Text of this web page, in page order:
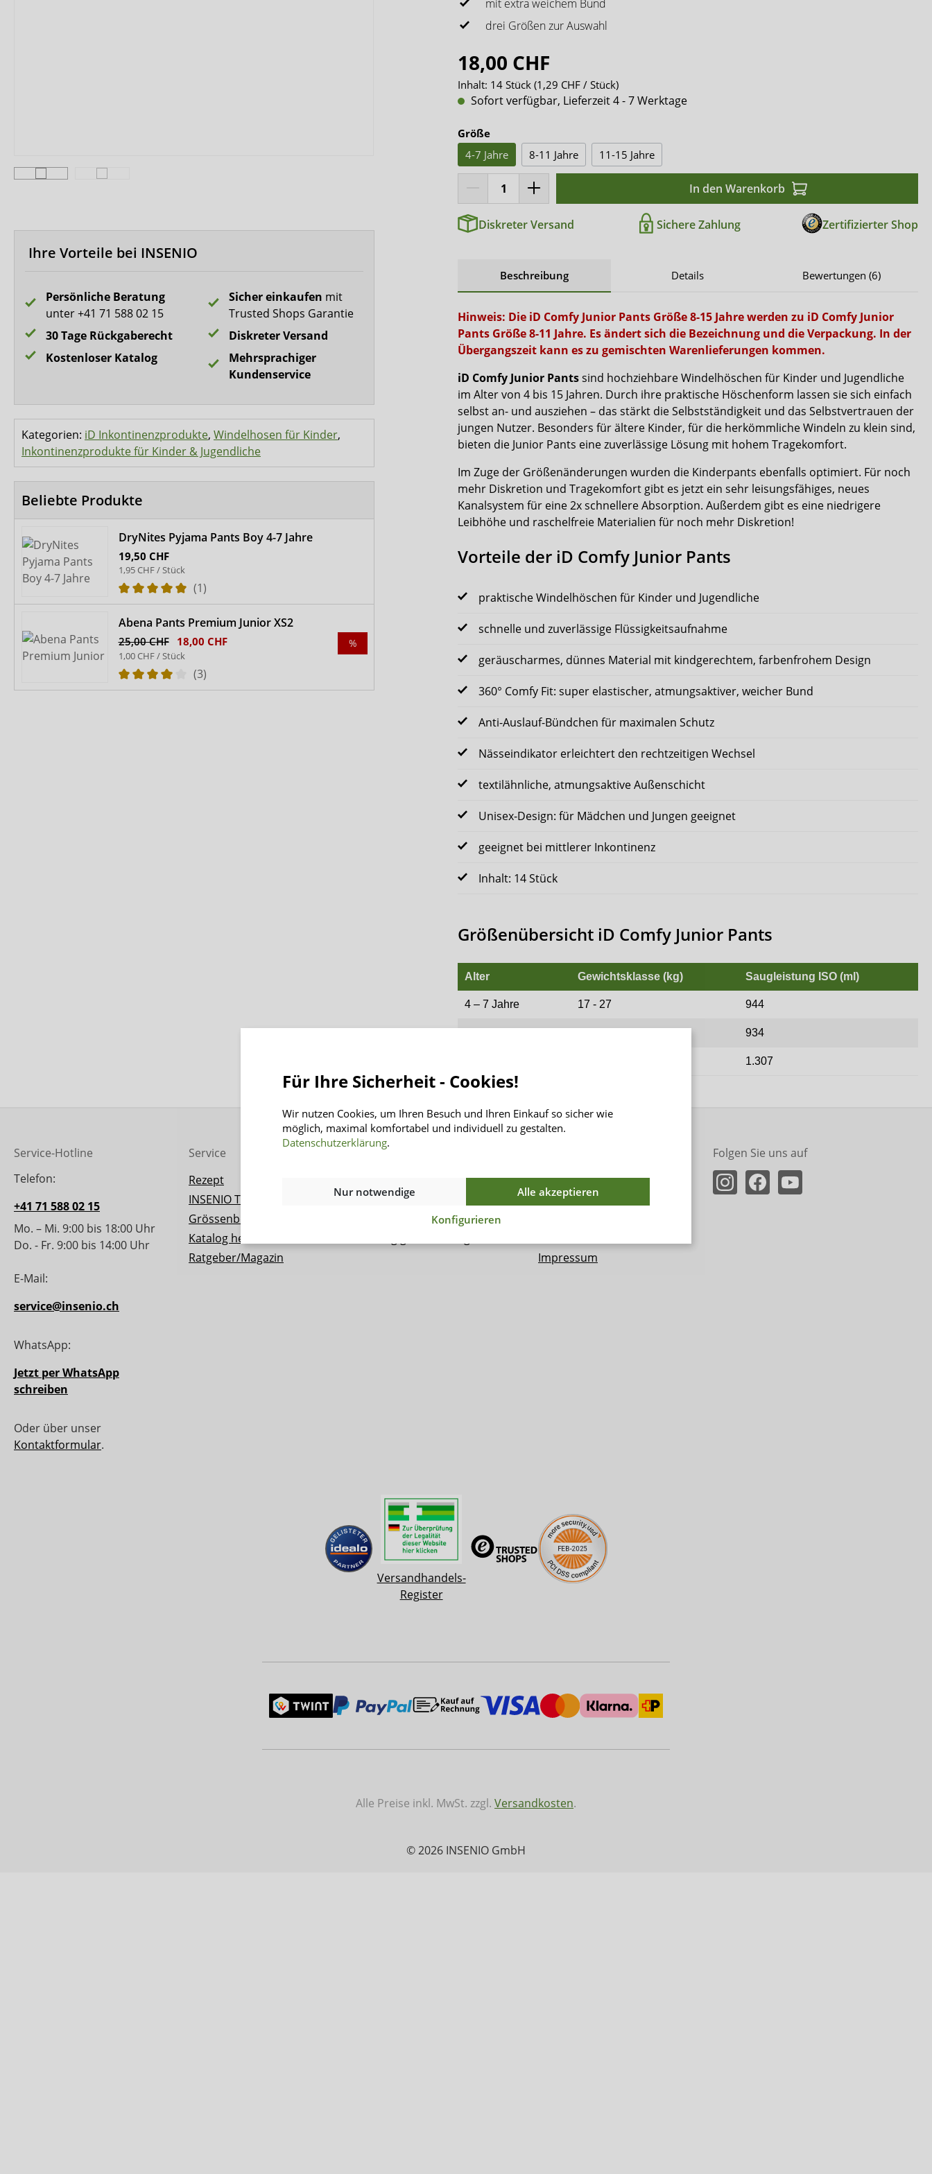
DryNites
Ihre Vorteile bei INSENIO
Persönliche Beratung
unter +41 71 588 02 15
30 Tage Rückgaberecht
Kostenloser Katalog
Sicher einkaufen mit
Trusted Shops Garantie
Diskreter Versand
Mehrsprachiger
Kundenservice
Kategorien: iD Inkontinenzprodukte, Windelhosen für Kinder,
Inkontinenzprodukte für Kinder & Jugendliche
Beliebte Produkte
DryNites Pyjama Pants Boy 4-7 Jahre
19,50 CHF
1,95 CHF / Stück
(1)
%
Abena Pants Premium Junior XS2
25,00 CHF 18,00 CHF
1,00 CHF / Stück
(3)
mit extra weichem Bund
drei Größen zur Auswahl
18,00 CHF
Inhalt: 14 Stück (1,29 CHF / Stück)
Sofort verfügbar, Lieferzeit 4 - 7 Werktage
Größe
4-7 Jahre
8-11 Jahre 11-15 Jahre
In den Warenkorb
Diskreter Versand Sichere Zahlung Zertifizierter Shop
Beschreibung Details Bewertungen (6)
Hinweis: Die iD Comfy Junior Pants Größe 8-15 Jahre werden zu iD Comfy Junior
Pants Größe 8-11 Jahre. Es ändert sich die Bezeichnung und die Verpackung. In der
Übergangszeit kann es zu gemischten Warenlieferungen kommen.
iD Comfy Junior Pantssind hochziehbare Windelhöschen für Kinder und Jugendliche
im Alter von 4 bis 15 Jahren. Durch ihre praktische Höschenform lassen sie sich einfach
selbst an- und ausziehen – das stärkt die Selbstständigkeit und das Selbstvertrauen der
jungen Nutzer. Besonders für ältere Kinder, für die herkömmliche Windeln zu klein sind,
bieten die Junior Pants eine zuverlässige Lösung mit hohem Tragekomfort.
Im Zuge der Größenänderungen wurden die Kinderpants ebenfalls optimiert. Für noch
mehr Diskretion und Tragekomfort gibt es jetzt ein sehr leisungsfähiges, neues
Kanalsystem für eine 2x schnellere Absorption. Außerdem gibt es eine niedrigere
Leibhöhe und raschelfreie Materialien für noch mehr Diskretion!
Vorteile der iD Comfy Junior Pants
praktische Windelhöschen für Kinder und Jugendliche
schnelle und zuverlässige Flüssigkeitsaufnahme
geräuscharmes, dünnes Material mit kindgerechtem, farbenfrohem Design
360° Comfy Fit: super elastischer, atmungsaktiver, weicher Bund
Anti-Auslauf-Bündchen für maximalen Schutz
Nässeindikator erleichtert den rechtzeitigen Wechsel
textilähnliche, atmungsaktive Außenschicht
Unisex-Design: für Mädchen und Jungen geeignet
geeignet bei mittlerer Inkontinenz
Inhalt: 14 Stück
Größenübersicht iD Comfy Junior Pants
Alter Gewichtsklasse (kg) Saugleistung ISO (ml)
4 – 7 Jahre 17 - 27 944
934
1.307
Service-Hotline
Telefon:
+41 71 588 02 15
Mo. – Mi. 9:00 bis 18:00 Uhr
Do. - Fr. 9:00 bis 14:00 Uhr
E-Mail:
service@insenio.ch
WhatsApp:
Jetzt per WhatsApp
schreiben
Oder über unser
Kontaktformular.
Service
Rezept
INSENIO Taler
Grössenberater
Katalog herunterladen
Ratgeber/Magazin
Informationen
Versand
Zahlungsarten
Über Uns
Kontakt
Impressum
Folgen Sie uns auf
Versandhandels-
Register
Alle Preise inkl. MwSt. zzgl. Versandkosten.
© 2026 INSENIO GmbH
Für Ihre Sicherheit - Cookies!
Wir nutzen Cookies, um Ihren Besuch und Ihren Einkauf so sicher wie
möglich, maximal komfortabel und individuell zu gestalten.
Datenschutzerklärung.
Nur notwendige
Alle akzeptieren
Konfigurieren